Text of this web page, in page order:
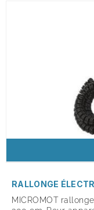
RALLONGE
MICROMOT